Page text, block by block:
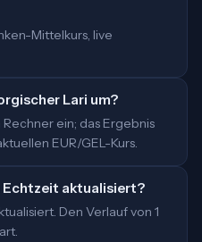
Mittelkurs, live
Lari um?
ein; das Ergebnis
EUR/GEL-Kurs.
Echtzeit aktualisiert?
Den Verlauf von 1